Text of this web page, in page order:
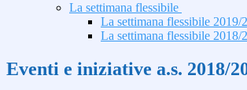
La settimana flessibile
La settimana flessibile 2019/
La settimana flessibile 2018/
Eventi e iniziative a.s. 2018/